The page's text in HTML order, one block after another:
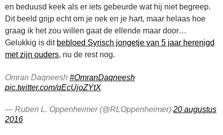
en beduusd keek als er iets gebeurde wat hij niet begreep.
Dit beeld grijp echt om je nek en je hart, maar helaas hoe
graag ik het zou willen gaat de ellende maar door…
Gelukkig is dit bebloed Syrisch jongetje van 5 jaar herenigd
met zijn ouders, nu de rest nog.
Omran Daqneesh #OmranDaqneesh
pic.twitter.com/qEcUjoZYtX
— Ruben L. Oppenheimer (@RLOppenheimer) 20 augustus
2016